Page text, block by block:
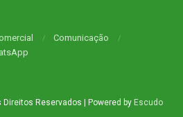
Comunicação
Direitos Reservados | Powered by Escudo